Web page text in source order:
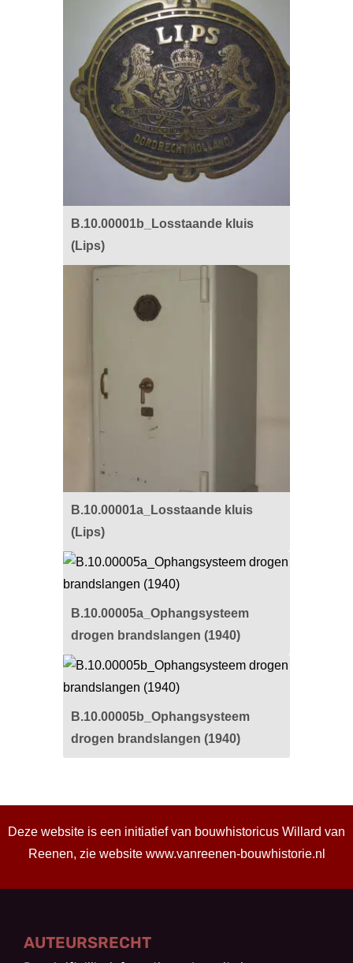
B.10.00001b_Losstaande kluis
(Lips)
B.10.00001a_Losstaande kluis
(Lips)
B.10.00005a_Ophangsysteem
drogen brandslangen (1940)
B.10.00005b_Ophangsysteem
drogen brandslangen (1940)
Deze website is een initiatief van bouwhistoricus Willard van
Reenen, zie website www.vanreenen-bouwhistorie.nl
AUTEURSRECHT